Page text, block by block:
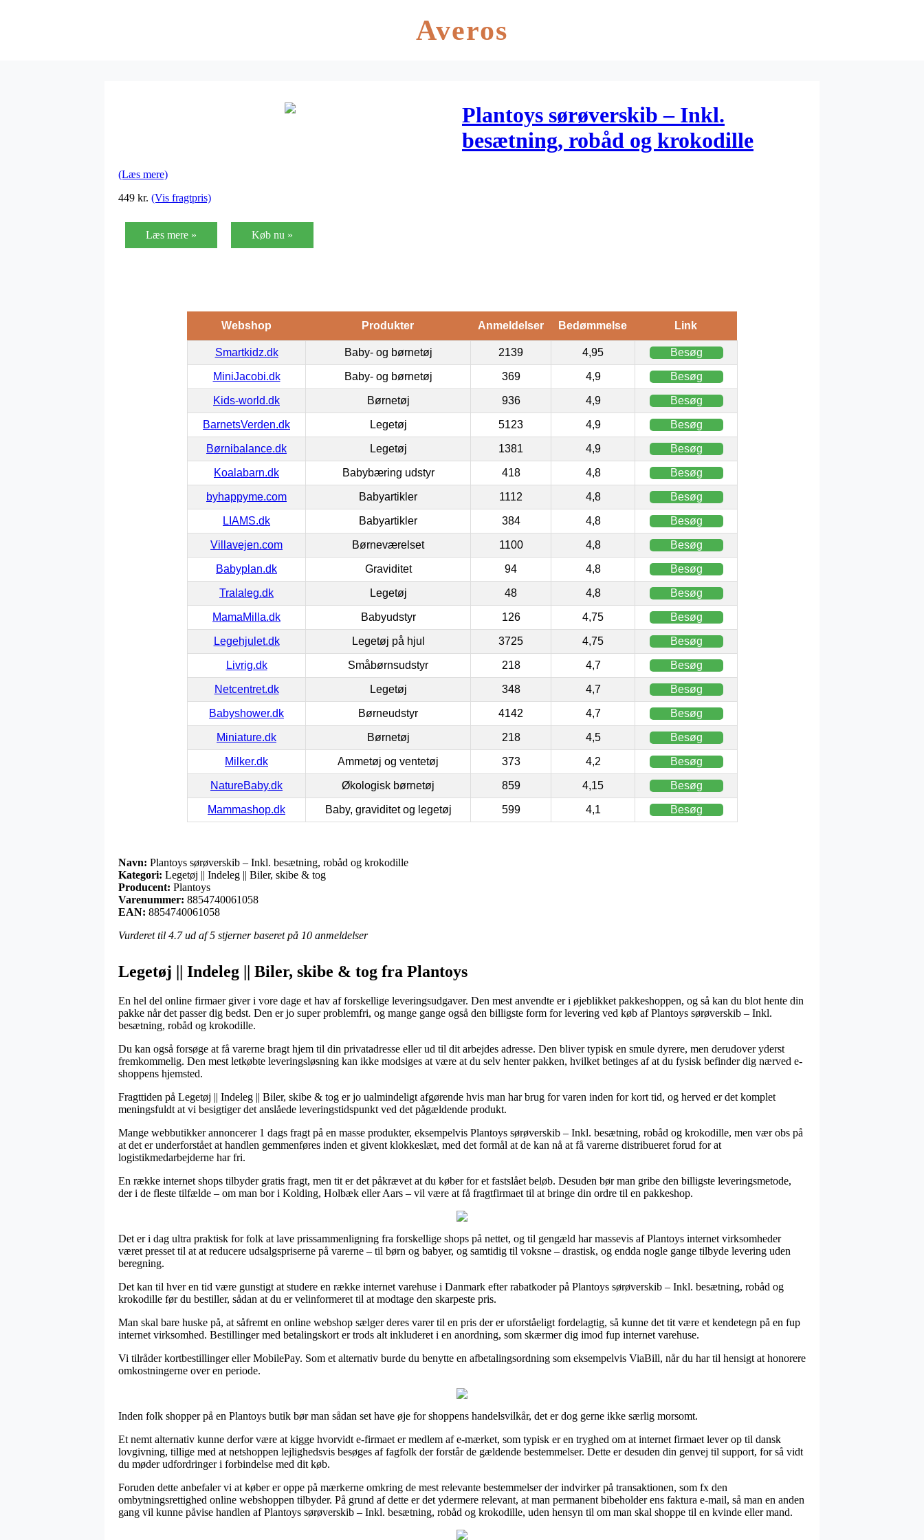
Averos
Plantoys sørøverskib – Inkl.
besætning, robåd og krokodille
(Læs mere)
449 kr. (Vis fragtpris)
Læs mere » Køb nu »
Webshop Produkter Anmeldelser Bedømmelse Link
Smartkidz.dk Baby- og børnetøj 2139 4,95 Besøg
MiniJacobi.dk Baby- og børnetøj 369 4,9 Besøg
Kids-world.dk Børnetøj 936 4,9 Besøg
BarnetsVerden.dk Legetøj 5123 4,9 Besøg
Børnibalance.dk Legetøj 1381 4,9 Besøg
Koalabarn.dk Babybæring udstyr 418 4,8 Besøg
byhappyme.com Babyartikler 1112 4,8 Besøg
LIAMS.dk Babyartikler 384 4,8 Besøg
Villavejen.com Børneværelset 1100 4,8 Besøg
Babyplan.dk Graviditet 94 4,8 Besøg
Tralaleg.dk Legetøj 48 4,8 Besøg
MamaMilla.dk Babyudstyr 126 4,75 Besøg
Legehjulet.dk Legetøj på hjul 3725 4,75 Besøg
Livrig.dk Småbørnsudstyr 218 4,7 Besøg
Netcentret.dk Legetøj 348 4,7 Besøg
Babyshower.dk Børneudstyr 4142 4,7 Besøg
Miniature.dk Børnetøj 218 4,5 Besøg
Milker.dk Ammetøj og ventetøj 373 4,2 Besøg
NatureBaby.dk Økologisk børnetøj 859 4,15 Besøg
Mammashop.dk Baby, graviditet og legetøj 599 4,1 Besøg
Navn: Plantoys sørøverskib – Inkl. besætning, robåd og krokodille
Kategori: Legetøj || Indeleg || Biler, skibe & tog
Producent: Plantoys
Varenummer: 8854740061058
EAN: 8854740061058
Vurderet til 4.7ud af 5 stjerner baseret på 10 anmeldelser
Legetøj || Indeleg || Biler, skibe & tog fra Plantoys
En hel del online firmaer giver i vore dage et hav af forskellige leveringsudgaver. Den mest anvendte er i øjeblikket pakkeshoppen, og så kan du blot hente din
pakke når det passer dig bedst. Den er jo super problemfri, og mange gange også den billigste form for levering ved køb af Plantoys sørøverskib – Inkl.
besætning, robåd og krokodille.
Du kan også forsøge at få varerne bragt hjem til din privatadresse eller ud til dit arbejdes adresse. Den bliver typisk en smule dyrere, men derudover yderst
fremkommelig. Den mest letkøbte leveringsløsning kan ikke modsiges at være at du selv henter pakken, hvilket betinges af at du fysisk befinder dig nærved e-
shoppens hjemsted.
Fragttiden på Legetøj || Indeleg || Biler, skibe & tog er jo ualmindeligt afgørende hvis man har brug for varen inden for kort tid, og herved er det komplet
meningsfuldt at vi besigtiger det anslåede leveringstidspunkt ved det pågældende produkt.
Mange webbutikker annoncerer 1 dags fragt på en masse produkter, eksempelvis Plantoys sørøverskib – Inkl. besætning, robåd og krokodille, men vær obs på
at det er underforstået at handlen gemmenføres inden et givent klokkeslæt, med det formål at de kan nå at få varerne distribueret forud for at
logistikmedarbejderne har fri.
En række internet shops tilbyder gratis fragt, men tit er det påkrævet at du køber for et fastslået beløb. Desuden bør man gribe den billigste leveringsmetode,
der i de fleste tilfælde – om man bor i Kolding, Holbæk eller Aars – vil være at få fragtfirmaet til at bringe din ordre til en pakkeshop.
Det er i dag ultra praktisk for folk at lave prissammenligning fra forskellige shops på nettet, og til gengæld har massevis af Plantoys internet virksomheder
været presset til at at reducere udsalgspriserne på varerne – til børn og babyer, og samtidig til voksne – drastisk, og endda nogle gange tilbyde levering uden
beregning.
Det kan til hver en tid være gunstigt at studere en række internet varehuse i Danmark efter rabatkoder på Plantoys sørøverskib – Inkl. besætning, robåd og
krokodille før du bestiller, sådan at du er velinformeret til at modtage den skarpeste pris.
Man skal bare huske på, at såfremt en online webshop sælger deres varer til en pris der er uforståeligt fordelagtig, så kunne det tit være et kendetegn på en fup
internet virksomhed. Bestillinger med betalingskort er trods alt inkluderet i en anordning, som skærmer dig imod fup internet varehuse.
Vi tilråder kortbestillinger eller MobilePay. Som et alternativ burde du benytte en afbetalingsordning som eksempelvis ViaBill, når du har til hensigt at honorere
omkostningerne over en periode.
Inden folk shopper på en Plantoys butik bør man sådan set have øje for shoppens handelsvilkår, det er dog gerne ikke særlig morsomt.
Et nemt alternativ kunne derfor være at kigge hvorvidt e-firmaet er medlem af e-mærket, som typisk er en tryghed om at internet firmaet lever op til dansk
lovgivning, tillige med at netshoppen lejlighedsvis besøges af fagfolk der forstår de gældende bestemmelser. Dette er desuden din genvej til support, for så vidt
du møder udfordringer i forbindelse med dit køb.
Foruden dette anbefaler vi at køber er oppe på mærkerne omkring de mest relevante bestemmelser der indvirker på transaktionen, som fx den
ombytningsrettighed online webshoppen tilbyder. På grund af dette er det ydermere relevant, at man permanent bibeholder ens faktura e-mail, så man en anden
gang vil kunne påvise handlen af Plantoys sørøverskib – Inkl. besætning, robåd og krokodille, uden hensyn til om man skal shoppe til en kvinde eller mand.